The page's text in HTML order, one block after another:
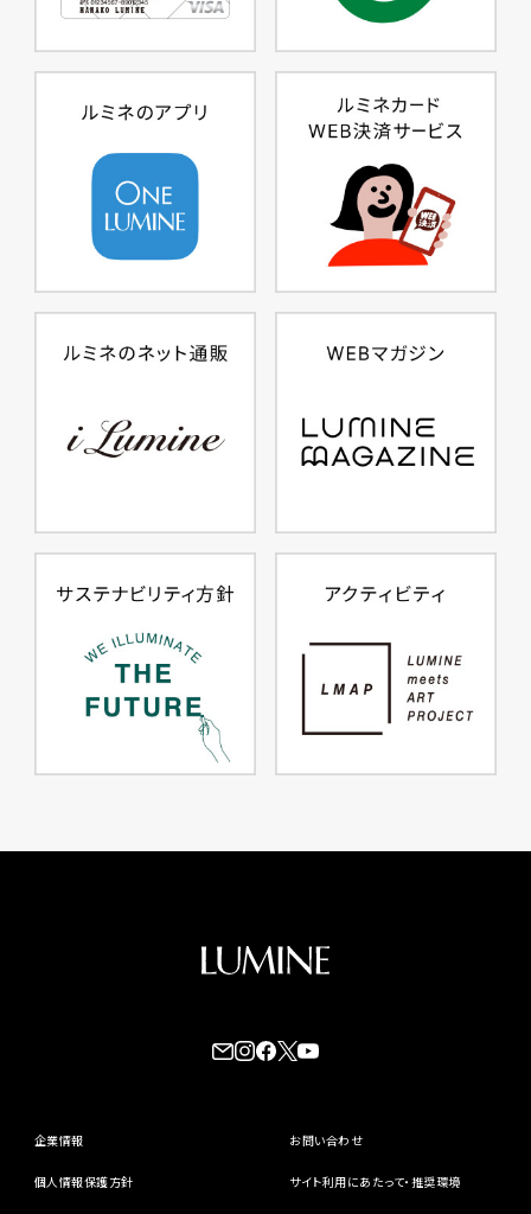
企業情報
個人情報保護方針
お問い合わせ
サイト利用にあたって・推奨環境